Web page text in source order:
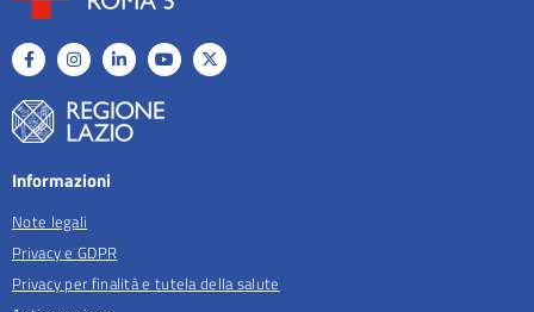
Informazioni
Note legali
Privacy e GDPR
Privacy per finalità e tutela della salute